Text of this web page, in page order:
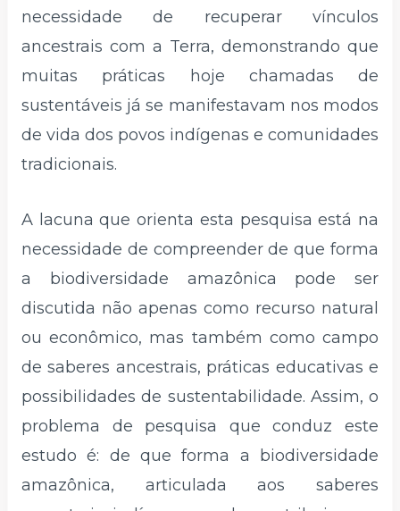
necessidade de recuperar vínculos
ancestrais com a Terra, demonstrando que
muitas práticas hoje chamadas de
sustentáveis já se manifestavam nos modos
de vida dos povos indígenas e comunidades
tradicionais.
A lacuna que orienta esta pesquisa está na
necessidade de compreender de que forma
a biodiversidade amazônica pode ser
discutida não apenas como recurso natural
ou econômico, mas também como campo
de saberes ancestrais, práticas educativas e
possibilidades de sustentabilidade. Assim, o
problema de pesquisa que conduz este
estudo é: de que forma a biodiversidade
amazônica, articulada aos saberes